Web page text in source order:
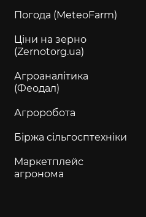
Погода (MeteoFarm)
Ціни на зерно
(Zernotorg.ua)
Агроаналітика
(Феодал)
Агроробота
Біржа сільгосптехніки
Маркетплейс
агронома